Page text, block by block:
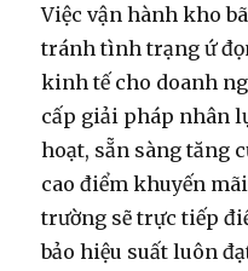
Việc vận hành kho
tránh tình trạng ứ
kinh tế cho doanh
cấp giải pháp nhân
hoạt, sẵn sàng tăng
cao điểm khuyến
trường sẽ trực tiếp
bảo hiệu suất luôn